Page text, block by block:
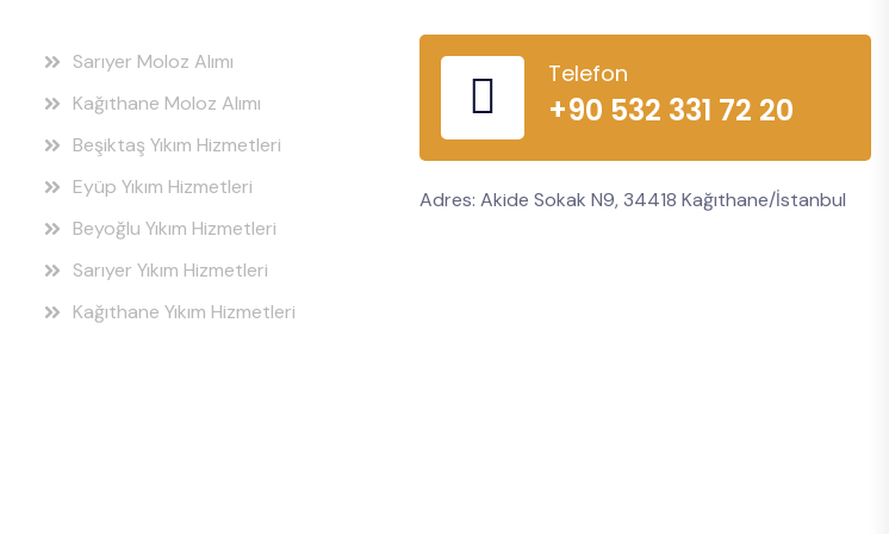
Sarıyer Moloz Alımı
Kağıthane Moloz Alımı
Beşiktaş Yıkım Hizmetleri
Eyüp Yıkım Hizmetleri
Beyoğlu Yıkım Hizmetleri
Sarıyer Yıkım Hizmetleri
Kağıthane Yıkım Hizmetleri
Telefon
+90 532 331 72 20
Adres: Akide Sokak N9, 34418 Kağıthane/İstanbul